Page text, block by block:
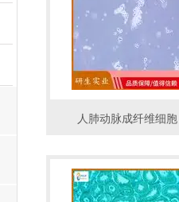
人肺动脉成纤维细胞